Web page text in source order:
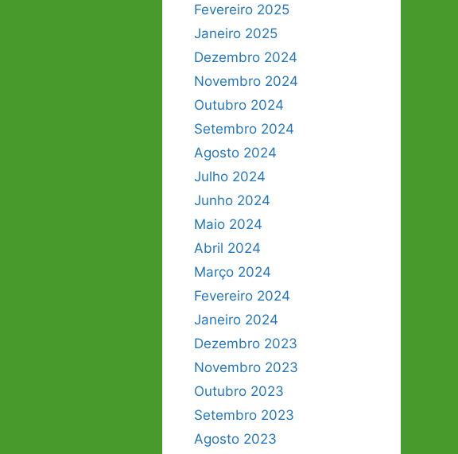
Fevereiro 2025
Janeiro 2025
Dezembro 2024
Novembro 2024
Outubro 2024
Setembro 2024
Agosto 2024
Julho 2024
Junho 2024
Maio 2024
Abril 2024
Março 2024
Fevereiro 2024
Janeiro 2024
Dezembro 2023
Novembro 2023
Outubro 2023
Setembro 2023
Agosto 2023